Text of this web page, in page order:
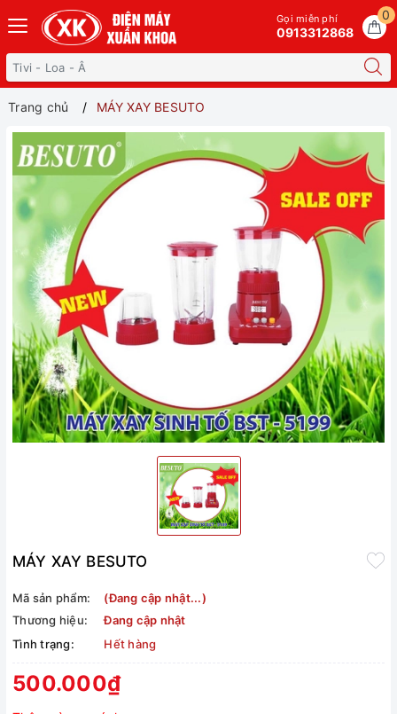
0
Gọi miễn phí
0913312868
Trang chủ MÁY XAY BESUTO
MÁY XAY BESUTO
Mã sản phẩm:
(Đang cập nhật...)
Thương hiệu:
Đang cập nhật
Tình trạng:
Hết hàng
500.000₫